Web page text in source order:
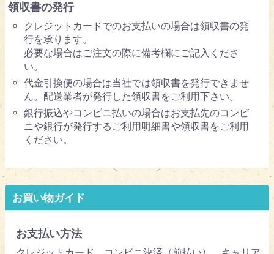
領収書の発行
クレジットカードでのお支払いの場合は領収書の発
行を承ります。
必要な場合はご注文の際に備考欄にご記入くださ
い。
代金引換便の場合は当社では領収書を発行できませ
ん。配送業者が発行した領収書をご利用下さい。
銀行振込やコンビニ払いの場合はお支払先のコンビ
ニや銀行が発行するご利用明細書や領収書をご利用
ください。
お買い物ガイド
お支払い方法